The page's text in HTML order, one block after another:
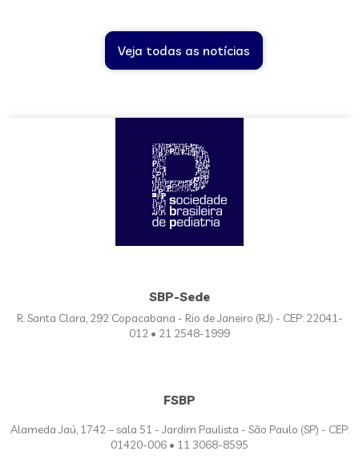
Veja todas as notícias
SBP-Sede
R. Santa Clara, 292 Copacabana - Rio de Janeiro (RJ) - CEP: 22041-
012 • 21 2548-1999
FSBP
Alameda Jaú, 1742 – sala 51 - Jardim Paulista - São Paulo (SP) - CEP:
01420-006 • 11 3068-8595